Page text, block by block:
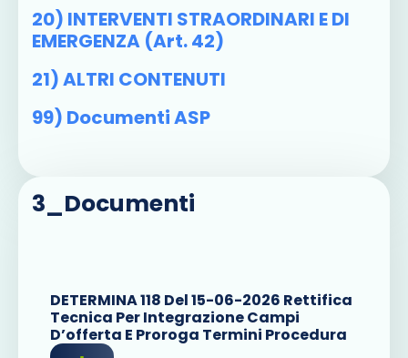
20) INTERVENTI STRAORDINARI E DI
EMERGENZA (art. 42)
21) ALTRI CONTENUTI
99) Documenti ASP
3_Documenti
DETERMINA 118 Del 15-06-2026 Rettifica
Tecnica Per Integrazione Campi
D’offerta E Proroga Termini Procedura